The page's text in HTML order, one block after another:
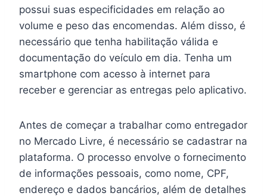
possui suas especificidades em relação ao
volume e peso das encomendas. Além disso, é
necessário que tenha habilitação válida e
documentação do veículo em dia. Tenha um
smartphone com acesso à internet para
receber e gerenciar as entregas pelo aplicativo.
Antes de começar a trabalhar como entregador
no Mercado Livre, é necessário se cadastrar na
plataforma. O processo envolve o fornecimento
de informações pessoais, como nome, CPF,
endereço e dados bancários, além de detalhes